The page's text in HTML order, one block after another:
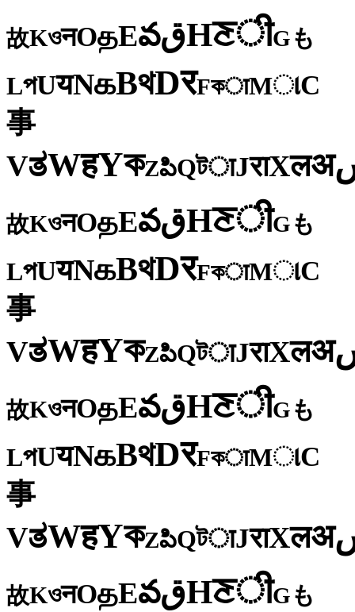
故KওनOதEవقHਣीGも
LপUयNகBথDरFকाMાC
事
VತWहYকZపిQটाJराXलअ
故KওनOதEవقHਣीGも
LপUयNகBথDरFকाMાC
事
VತWहYকZపిQটाJराXलअ
故KওनOதEవقHਣीGも
LপUयNகBথDरFকाMાC
事
VತWहYকZపిQটाJराXलअ
故KওनOதEవقHਣीGも